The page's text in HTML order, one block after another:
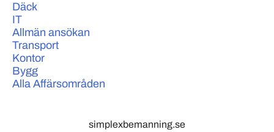
Däck
IT
Allmän ansökan
Transport
Kontor
Bygg
Alla Affärsområden
simplexbemanning.se